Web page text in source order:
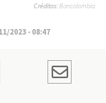
2023 - 08:47
Créditos:Bancolombia